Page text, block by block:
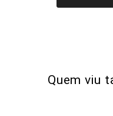
Quem viu